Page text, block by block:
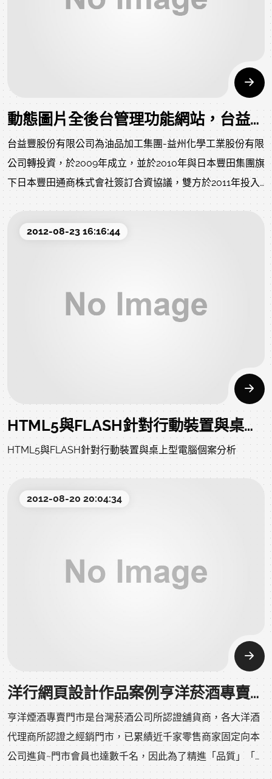
動態圖片全後台管理功能網站，台益豐股份有限公司。
台益豐股份有限公司為油品加工集團-益州化學工業股份有限
公司轉投資，於2009年成立，並於2010年與日本豐田集團旗
下日本豐田通商株式會社簽訂合資協議，雙方於2011年投入
合計參億元資金，在2011年4月1日台益豐股份有限公司開始
正式營運，同年9月，台塑集團旗下台亞石油股份有限公司
亦投資入股。 結合台塑石化供應的高品質原料、益州集團30
油、潤滑油製造銷售。 自成立以來，台益豐充分達成「專注
品質」及「客製化特殊要求」的任務，不僅打造「M.I.T」的
利的同時，不忘致力於環境保護，採用回收再利用設備包括
「氮氣回收再利用系統」、「真空幫浦冷卻水回收再利用系
統」、「蒸氣冷凝水回收再利用系統」，及現場5S管理規
範，朝向節能減碳、愛護地球等目標努力。 台益豐在董事長
秦嘉鴻深遠策略與宏觀視野的帶領之下，將被打造成為專業
油品的代工王國。 未來不僅兼顧經濟成長、環境保護，也會
同時致力於社會公益與福祉、安全衛生、社區發展等面向努
2012-08-23 16:16:44
HTML5與FLASH針對行動裝置與桌上型電腦個案分析
HTML5與FLASH針對行動裝置與桌上型電腦個案分析
2012-08-20 20:04:34
洋行網頁設計作品案例亨洋菸酒專賣門市
亨洋煙酒專賣門市是台灣菸酒公司所認證舖貨商，各大洋酒
代理商所認證之經銷門市，已累績近千家零售商家固定向本
公司進貨~門市會員也達數千名，因此為了精進「品質」「專
業」「服務」的目標，於西元2012年將亨洋菸酒專賣門市擴